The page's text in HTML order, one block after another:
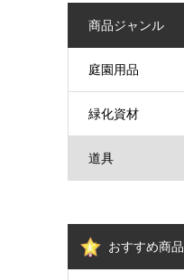
商品ジャンル
庭園用品
緑化資材
道具
おすすめ商品